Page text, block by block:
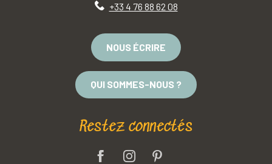
+33 4 76 88 62 08
NOUS ÉCRIRE
QUI SOMMES-NOUS ?
Restez connectés